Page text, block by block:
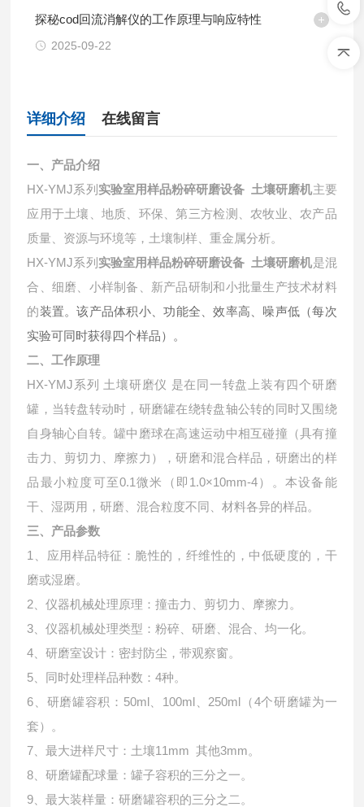
探秘cod回流消解仪的工作原理与响应特性
2025-09-22
详细介绍 在线留言
一、产品介绍
HX-YMJ系列 实验室用样品粉碎研磨设备 土壤研磨机主要
应用于土壤、地质、环保、第三方检测、农牧业、农产品
质量、资源与环境等，土壤制样、重金属分析。
HX-YMJ系列 实验室用样品粉碎研磨设备 土壤研磨机是混
合、细磨、小样制备、新产品研制和小批量生产技术材料
的装置。该产品体积小、功能全、效率高、噪声低（每次
实验可同时获得四个样品）。
二、工作原理
HX-YMJ系列 土壤研磨仪 是在同一转盘上装有四个研磨
罐，当转盘转动时，研磨罐在绕转盘轴公转的同时又围绕
自身轴心自转。罐中磨球在高速运动中相互碰撞（具有撞
击力、剪切力、摩擦力），研磨和混合样品，研磨出的样
品最小粒度可至0.1微米（即1.0×10mm-4）。本设备能
干、湿两用，研磨、混合粒度不同、材料各异的样品。
三、产品参数
1、应用样品特征：脆性的，纤维性的，中低硬度的，干
磨或湿磨。
2、仪器机械处理原理：撞击力、剪切力、摩擦力。
3、仪器机械处理类型：粉碎、研磨、混合、均一化。
4、研磨室设计：密封防尘，带观察窗。
5、同时处理样品种数：4种。
6、研磨罐容积：50ml、100ml、250ml（4个研磨罐为一
套）。
7、最大进样尺寸：土壤11mm 其他3mm。
8、研磨罐配球量：罐子容积的三分之一。
9、最大装样量：研磨罐容积的三分之二。